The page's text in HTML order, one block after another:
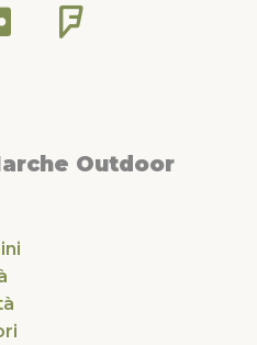
Outdoor